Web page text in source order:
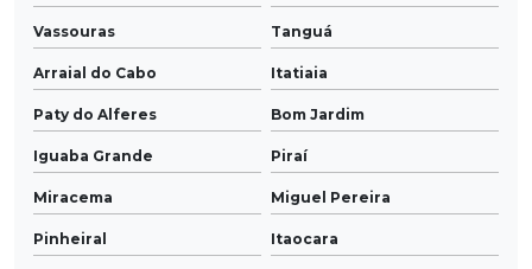
Vassouras Tanguá
Arraial do Cabo Itatiaia
Paty do Alferes Bom Jardim
Iguaba Grande Piraí
Miracema Miguel Pereira
Pinheiral Itaocara